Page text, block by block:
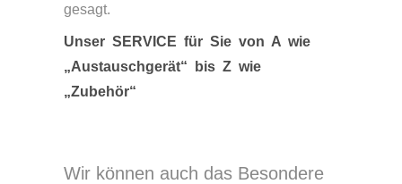
gesagt.
Unser SERVICE für Sie von A wie
„Austauschgerät“ bis Z wie
„Zubehör“
Wir können auch das Besondere